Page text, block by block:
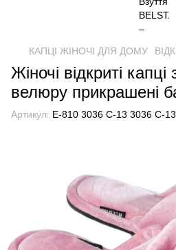
КАПЦІ ЖІНОЧІ ДЛЯ ДОМУ
Жіночі відкриті
велюру прикрашені
Артикул: Е-810 3036 С-13 3036 С-13